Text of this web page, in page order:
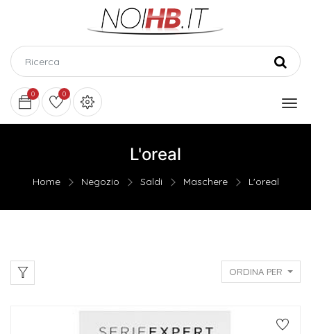
0 0
L'oreal
Home Negozio Saldi Maschere L'oreal
ORDINA PER